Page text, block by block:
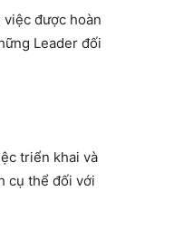
được hoàn
Leader đối
triển khai và
cụ thể đối với